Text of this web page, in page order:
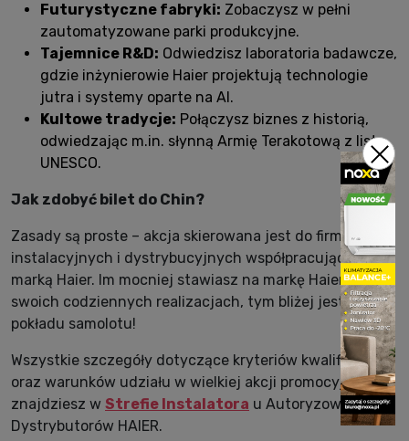
Futurystyczne fabryki: Zobaczysz w pełni
zautomatyzowane parki produkcyjne.
Tajemnice R&D: Odwiedzisz laboratoria badawcze,
gdzie inżynierowie Haier projektują technologie
jutra i systemy oparte na AI.
Kultowe tradycje: Połączysz biznes z historią,
odwiedzając m.in. słynną Armię Terakotową z listy
UNESCO.
Jak zdobyć bilet do Chin?
Zasady są proste – akcja skierowana jest do firm
instalacyjnych i dystrybucyjnych współpracujących z
marką Haier. Im mocniej stawiasz na markę Haier w
swoich codziennych realizacjach, tym bliżej jesteś
pokładu samolotu!
Wszystkie szczegóły dotyczące kryteriów kwalifikacji
oraz warunków udziału w wielkiej akcji promocyjnej
znajdziesz w Strefie Instalatora u Autoryzowanych
Dystrybutorów HAIER.